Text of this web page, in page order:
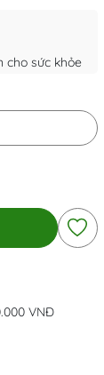
cho sức khỏe
VNĐ